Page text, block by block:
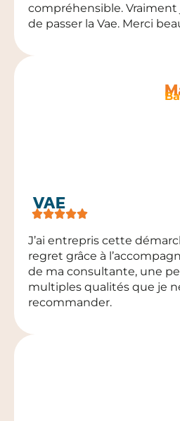
compréhensible.
de passer la Vae. Merci
VAE
J’ai entrepris cette
regret grâce à
de ma consultante, une
multiples qualités que je
recommander.